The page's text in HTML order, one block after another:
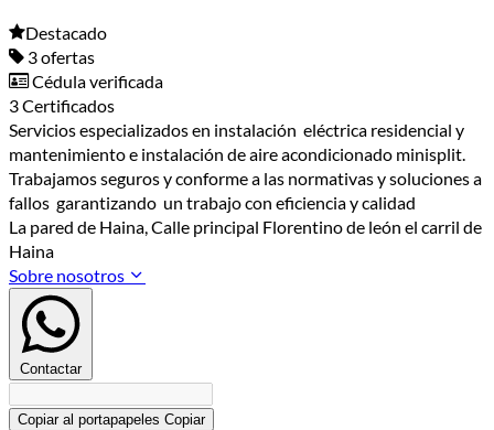
Destacado
3 ofertas
Cédula verificada
3 Certificados
Servicios especializados en instalación eléctrica residencial y
mantenimiento e instalación de aire acondicionado minisplit.
Trabajamos seguros y conforme a las normativas y soluciones a
fallos garantizando un trabajo con eficiencia y calidad
La pared de Haina, Calle principal Florentino de león el carril de
Haina
Sobre nosotros
Contactar
Copiar al portapapeles Copiar